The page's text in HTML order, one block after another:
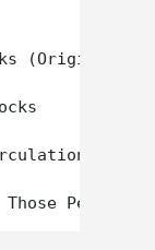
(Original